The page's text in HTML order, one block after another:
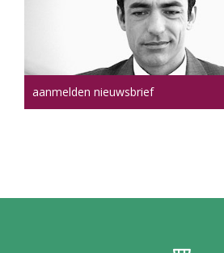
aanmelden nieuwsbrief